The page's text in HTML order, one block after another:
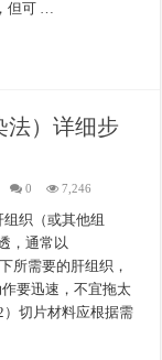
但可 …
法）详细步
0 7,246
织（或其他组
，通常以
所需要的肝组织，
要迅速，不宜拖太
切片材料应根据需